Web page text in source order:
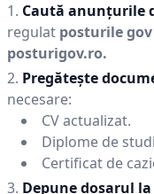
Caută anunțurile
regulat posturile gov
posturigov.ro.
Pregătește
necesare:
CV actualizat.
Diplome de
Certificat de
Depune dosarul